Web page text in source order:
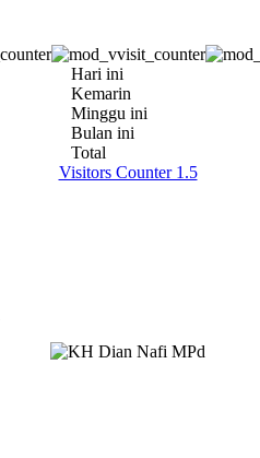
Hari ini
Kemarin
Minggu ini
Bulan ini
Total
Visitors Counter 1.5